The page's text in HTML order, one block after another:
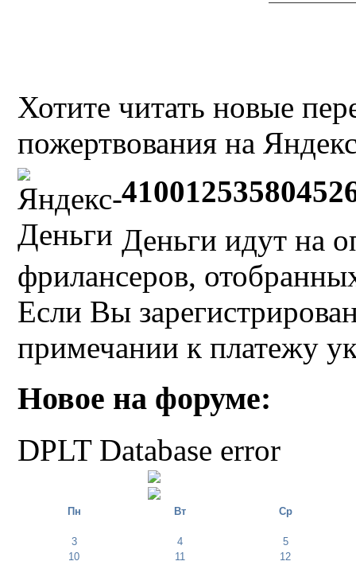
Хотите читать новые
пожертвования на
Деньги идут на
фрилансеров,
Если Вы
примечании к платежу
Новое на форуме:
DPLT Database error
Пн Вт Ср
3 4
5
10
11
12